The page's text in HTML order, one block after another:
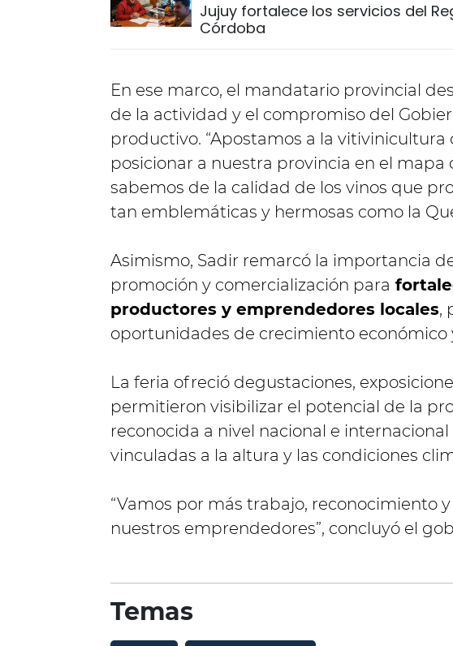
Jujuy fortalece los servicios del
Córdoba
En ese marco, el mandatario provincial
de la actividad y el compromiso del
productivo. “Apostamos a la
posicionar a nuestra provincia en el
sabemos de la calidad de los vinos que
tan emblemáticas y hermosas como la
Asimismo, Sadir remarcó la importancia
promoción y comercialización para
productores y emprendedores locales,
oportunidades de crecimiento económico
La feria ofreció degustaciones,
permitieron visibilizar el potencial de la
reconocida a nivel nacional e
vinculadas a la altura y las condiciones
“Vamos por más trabajo, reconocimiento
nuestros emprendedores”, concluyó el
Temas